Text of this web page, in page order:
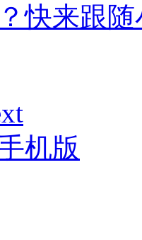
快来跟
机版